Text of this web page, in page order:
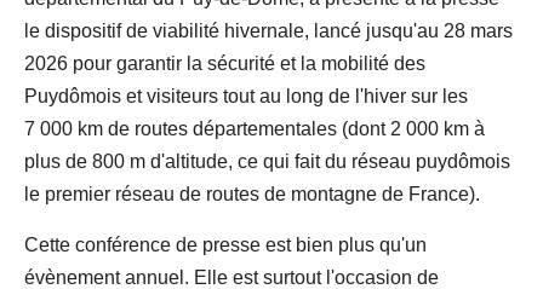
le dispositif de viabilité hivernale, lancé jusqu'au 28 mars
2026 pour garantir la sécurité et la mobilité des
Puydômois et visiteurs tout au long de l'hiver sur les
7 000 km de routes départementales (dont 2 000 km à
plus de 800 m d'altitude, ce qui fait du réseau puydômois
le premier réseau de routes de montagne de France).
Cette conférence de presse est bien plus qu'un
évènement annuel. Elle est surtout l'occasion de